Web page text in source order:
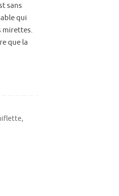
sans
qui
mirettes.
que la
,